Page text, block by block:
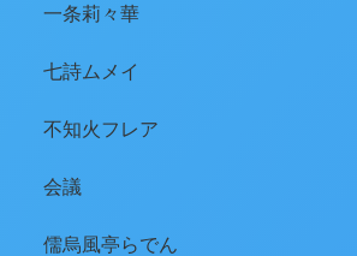
一条莉々華
七詩ムメイ
不知火フレア
会議
儒烏風亭らでん